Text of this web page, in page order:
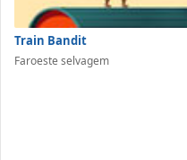
Train Bandit
Faroeste selvagem